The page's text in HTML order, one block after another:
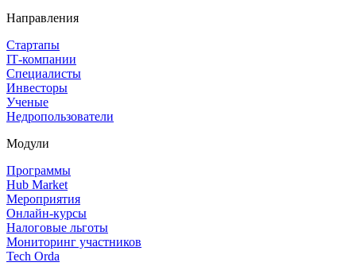
Направления
Стартапы
IT‑компании
Специалисты
Инвесторы
Ученые
Недропользователи
Модули
Программы
Hub Market
Мероприятия
Онлайн‑курсы
Налоговые льготы
Мониторинг участников
Tech Orda